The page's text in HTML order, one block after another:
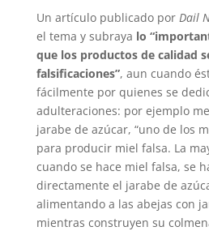
Un artículo publicado por Dail
el tema y subraya lo
que los productos de calidad
falsificaciones”, aun cuando
fácilmente por quienes se
adulteraciones: por ejemplo
jarabe de azúcar, “uno de los
para producir miel falsa. La
cuando se hace miel falsa, se
directamente el jarabe de
alimentando a las abejas con
mientras construyen su